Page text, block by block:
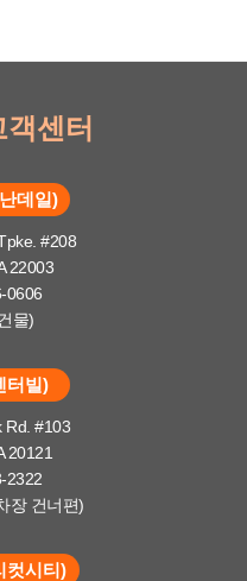
센터
데일)
#208
22003
0606
물)
터빌)
Rd. #103
20121
2322
장 건너편)
컷시티)